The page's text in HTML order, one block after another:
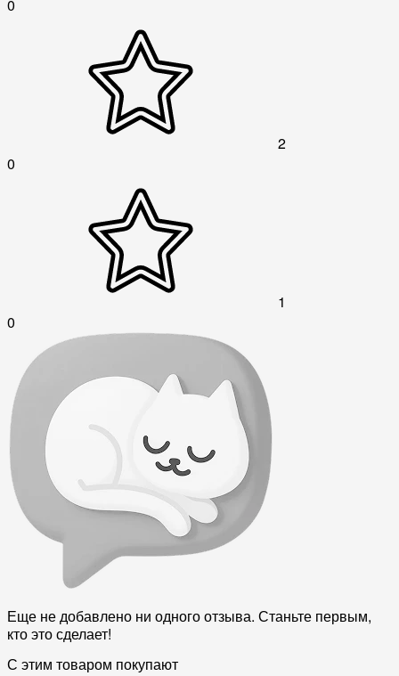
0
2
0
1
0
Еще не добавлено ни одного отзыва. Станьте первым,
кто это сделает!
С этим товаром покупают